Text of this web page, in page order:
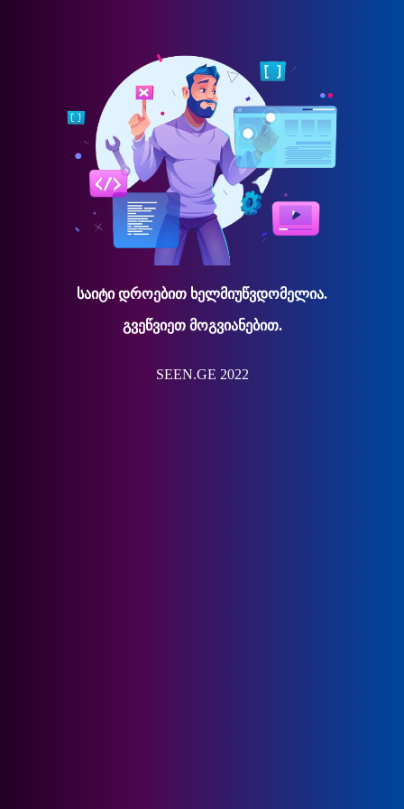
საიტი დროებით ხელმიუწვდომელია.
გვეწვიეთ მოგვიანებით.
SEEN.GE 2022